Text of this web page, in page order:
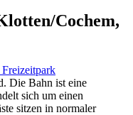
Cochem,
Die Bahn ist eine
sich um einen
sitzen in normaler